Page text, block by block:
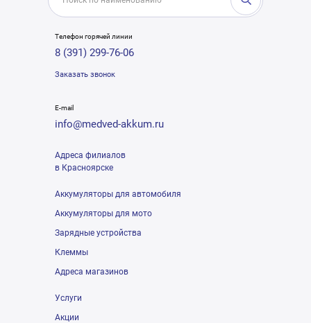
Телефон горячей линии
8 (391) 299-76-06
Заказать звонок
E-mail
info@medved-akkum.ru
Адреса филиалов
в Красноярске
Аккумуляторы для автомобиля
Аккумуляторы для мото
Зарядные устройства
Клеммы
Адреса магазинов
Услуги
Акции